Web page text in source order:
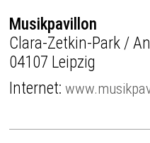
Musikpavillon
Clara-Zetkin-Park /
04107 Leipzig
Internet: